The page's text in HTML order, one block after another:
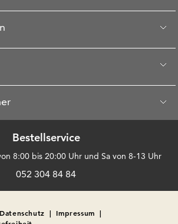
Bestellservice
8:00 bis 20:00 Uhr und Sa von 8-13 Uhr
052 304 84 84
| Impressum |